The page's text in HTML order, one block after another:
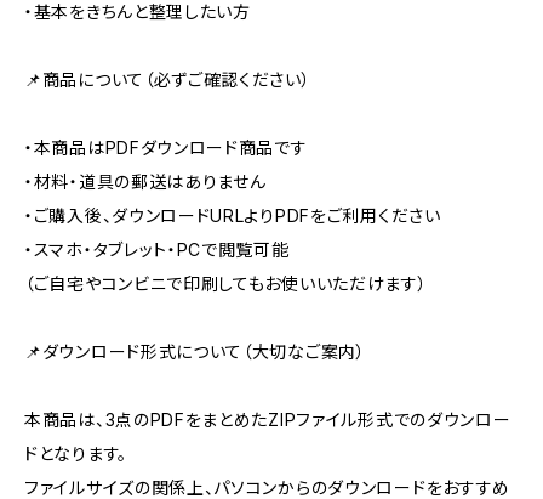
・基本をきちんと整理したい方
📌商品について（必ずご確認ください）
・本商品はPDFダウンロード商品です
・材料・道具の郵送はありません
・ご購入後、ダウンロードURLよりPDFをご利用ください
・スマホ・タブレット・PCで閲覧可能
（ご自宅やコンビニで印刷してもお使いいただけます）
📌ダウンロード形式について（大切なご案内）
本商品は、3点のPDFをまとめたZIPファイル形式でのダウンロー
ドとなります。
ファイルサイズの関係上、パソコンからのダウンロードをおすすめ